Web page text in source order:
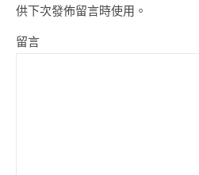
供下次發佈留言時使用。
留言